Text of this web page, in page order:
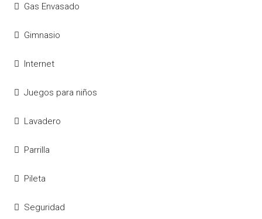
Gas Envasado
Gimnasio
Internet
Juegos para niños
Lavadero
Parrilla
Pileta
Seguridad